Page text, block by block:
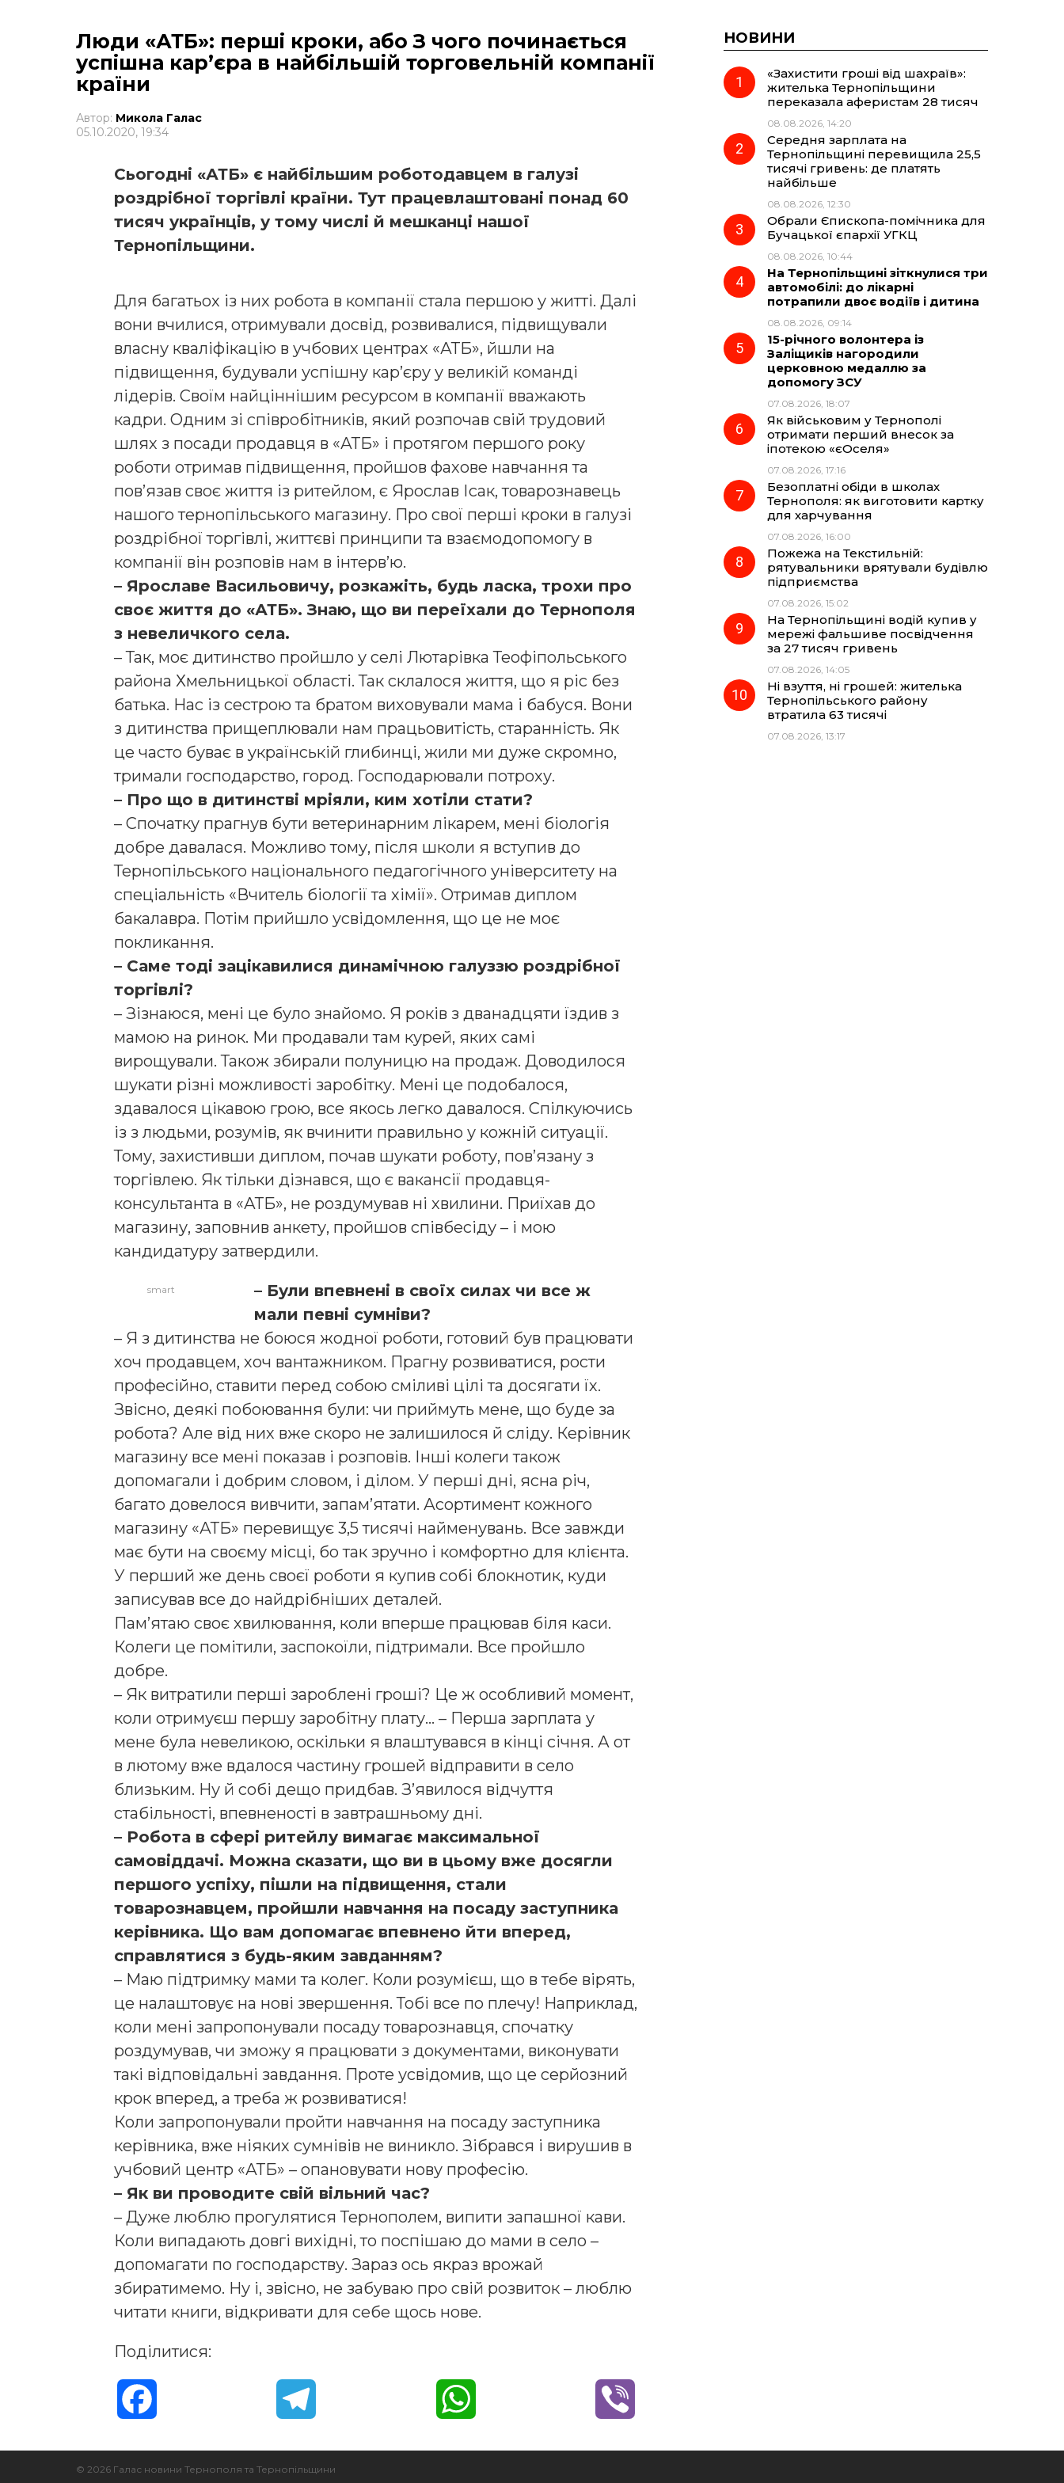
Люди «АТБ»: перші кроки, або З чого починається
успішна кар’єра в найбільшій торговельній компанії
країни
Автор: Микола Галас
05.10.2020, 19:34
Сьогодні «АТБ» є найбільшим роботодавцем в галузі
роздрібної торгівлі країни. Тут працевлаштовані понад 60
тисяч українців, у тому числі й мешканці нашої
Тернопільщини.
Для багатьох із них робота в компанії стала першою у житті. Далі
вони вчилися, отримували досвід, розвивалися, підвищували
власну кваліфікацію в учбових центрах «АТБ», йшли на
підвищення, будували успішну кар’єру у великій команді
лідерів. Своїм найціннішим ресурсом в компанії вважають
кадри. Одним зі співробітників, який розпочав свій трудовий
шлях з посади продавця в «АТБ» і протягом першого року
роботи отримав підвищення, пройшов фахове навчання та
пов’язав своє життя із ритейлом, є Ярослав Ісак, товарознавець
нашого тернопільського магазину. Про свої перші кроки в галузі
роздрібної торгівлі, життєві принципи та взаємодопомогу в
компанії він розповів нам в інтерв’ю.
– Ярославе Васильовичу, розкажіть, будь ласка, трохи про
своє життя до «АТБ». Знаю, що ви переїхали до Тернополя
з невеличкого села.
– Так, моє дитинство пройшло у селі Лютарівка Теофіпольського
района Хмельницької області. Так склалося життя, що я ріс без
батька. Нас із сестрою та братом виховували мама і бабуся. Вони
з дитинства прищеплювали нам працьовитість, старанність. Як
це часто буває в українській глибинці, жили ми дуже скромно,
тримали господарство, город. Господарювали потроху.
– Про що в дитинстві мріяли, ким хотіли стати?
– Спочатку прагнув бути ветеринарним лікарем, мені біологія
добре давалася. Можливо тому, після школи я вступив до
Тернопільського національного педагогічного університету на
спеціальність «Вчитель біології та хімії». Отримав диплом
бакалавра. Потім прийшло усвідомлення, що це не моє
покликання.
– Саме тоді зацікавилися динамічною галуззю роздрібної
торгівлі?
– Зізнаюся, мені це було знайомо. Я років з дванадцяти їздив з
мамою на ринок. Ми продавали там курей, яких самі
вирощували. Також збирали полуницю на продаж. Доводилося
шукати різні можливості заробітку. Мені це подобалося,
здавалося цікавою грою, все якось легко давалося. Спілкуючись
із з людьми, розумів, як вчинити правильно у кожній ситуації.
Тому, захистивши диплом, почав шукати роботу, пов’язану з
торгівлею. Як тільки дізнався, що є вакансії продавця-
консультанта в «АТБ», не роздумував ні хвилини. Приїхав до
магазину, заповнив анкету, пройшов співбесіду – і мою
кандидатуру затвердили.
smart
– Були впевнені в своїх силах чи все ж
мали певні сумніви?
– Я з дитинства не боюся жодної роботи, готовий був працювати
хоч продавцем, хоч вантажником. Прагну розвиватися, рости
професійно, ставити перед собою сміливі цілі та досягати їх.
Звісно, деякі побоювання були: чи приймуть мене, що буде за
робота? Але від них вже скоро не залишилося й сліду. Керівник
магазину все мені показав і розповів. Інші колеги також
допомагали і добрим словом, і ділом. У перші дні, ясна річ,
багато довелося вивчити, запам’ятати. Асортимент кожного
магазину «АТБ» перевищує 3,5 тисячі найменувань. Все завжди
має бути на своєму місці, бо так зручно і комфортно для клієнта.
У перший же день своєї роботи я купив собі блокнотик, куди
записував все до найдрібніших деталей.
Пам’ятаю своє хвилювання, коли вперше працював біля каси.
Колеги це помітили, заспокоїли, підтримали. Все пройшло
добре.
– Як витратили перші зароблені гроші? Це ж особливий момент,
коли отримуєш першу заробітну плату… – Перша зарплата у
мене була невеликою, оскільки я влаштувався в кінці січня. А от
в лютому вже вдалося частину грошей відправити в село
близьким. Ну й собі дещо придбав. З’явилося відчуття
стабільності, впевненості в завтрашньому дні.
– Робота в сфері ритейлу вимагає максимальної
самовіддачі. Можна сказати, що ви в цьому вже досягли
першого успіху, пішли на підвищення, стали
товарознавцем, пройшли навчання на посаду заступника
керівника. Що вам допомагає впевнено йти вперед,
справлятися з будь-яким завданням?
– Маю підтримку мами та колег. Коли розумієш, що в тебе вірять,
це налаштовує на нові звершення. Тобі все по плечу! Наприклад,
коли мені запропонували посаду товарознавця, спочатку
роздумував, чи зможу я працювати з документами, виконувати
такі відповідальні завдання. Проте усвідомив, що це серйозний
крок вперед, а треба ж розвиватися!
Коли запропонували пройти навчання на посаду заступника
керівника, вже ніяких сумнівів не виникло. Зібрався і вирушив в
учбовий центр «АТБ» – опановувати нову професію.
– Як ви проводите свій вільний час?
– Дуже люблю прогулятися Тернополем, випити запашної кави.
Коли випадають довгі вихідні, то поспішаю до мами в село –
допомагати по господарству. Зараз ось якраз врожай
збиратимемо. Ну і, звісно, не забуваю про свій розвиток – люблю
читати книги, відкривати для себе щось нове.
Поділитися:
l
НОВИНИ
«Захистити гроші від шахраїв»:
жителька Тернопільщини
переказала аферистам 28 тисяч
08.08.2026, 14:20
Середня зарплата на
Тернопільщині перевищила 25,5
тисячі гривень: де платять
найбільше
08.08.2026, 12:30
Обрали Єпископа-помічника для
Бучацької єпархії УГКЦ
08.08.2026, 10:44
На Тернопільщині зіткнулися три
автомобілі: до лікарні
потрапили двоє водіїв і дитина
08.08.2026, 09:14
15-річного волонтера із
Заліщиків нагородили
церковною медаллю за
допомогу ЗСУ
07.08.2026, 18:07
Як військовим у Тернополі
отримати перший внесок за
іпотекою «єОселя»
07.08.2026, 17:16
Безоплатні обіди в школах
Тернополя: як виготовити картку
для харчування
07.08.2026, 16:00
Пожежа на Текстильній:
рятувальники врятували будівлю
підприємства
07.08.2026, 15:02
На Тернопільщині водій купив у
мережі фальшиве посвідчення
за 27 тисяч гривень
07.08.2026, 14:05
Ні взуття, ні грошей: жителька
Тернопільського району
втратила 63 тисячі
07.08.2026, 13:17
© 2026 Галас новини Тернополя та Тернопільщини